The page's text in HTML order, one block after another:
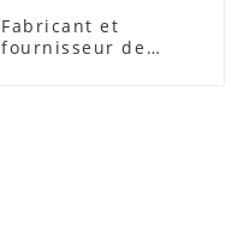
Fabricant et
fournisseur de